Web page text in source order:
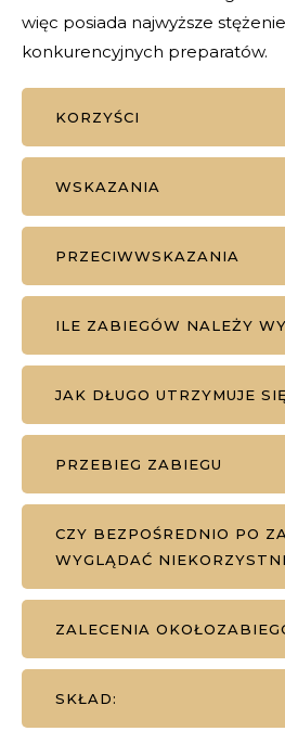
więc posiada najwyższe
konkurencyjnych preparatów.
KORZYŚCI
WSKAZANIA
PRZECIWWSKAZANIA
ILE ZABIEGÓW NALEŻY
JAK DŁUGO UTRZYMUJE
PRZEBIEG ZABIEGU
CZY BEZPOŚREDNIO PO
WYGLĄDAĆ
ZALECENIA
SKŁAD: